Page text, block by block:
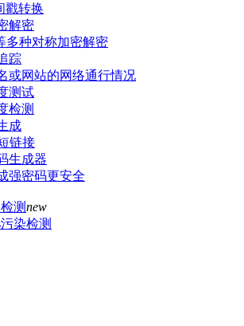
戳转换
解密
多种对称加密解密
踪
或网站的网络通行情况
测试
检测
成
链接
生成器
强密码更安全
测new
染检测